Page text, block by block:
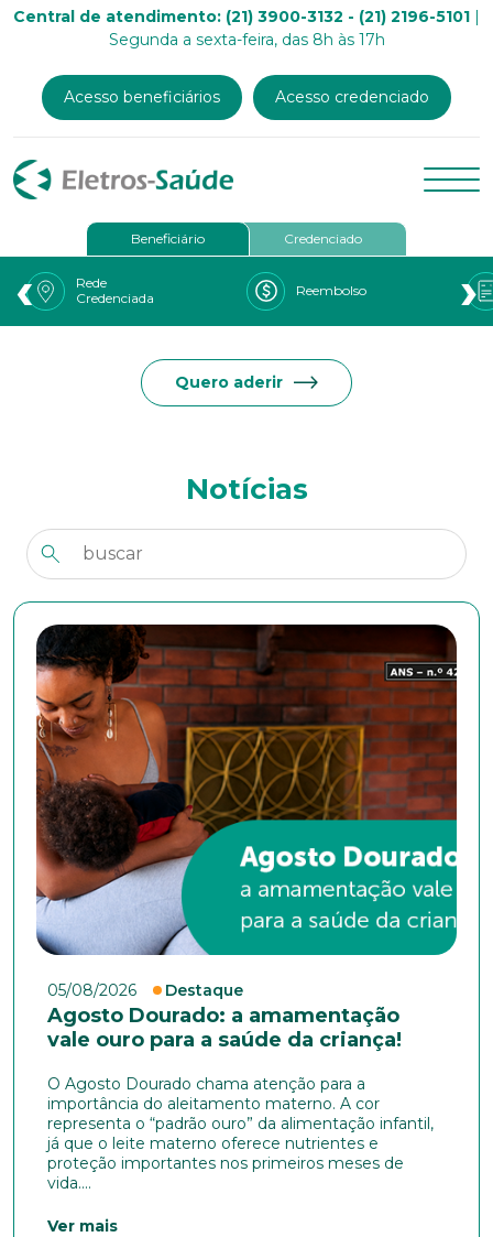
Central de atendimento: (21) 3900-3132 - (21) 2196-5101 |
Segunda a sexta-feira, das 8h às 17h
Acesso beneficiários Acesso credenciado
Beneficiário Credenciado
Rede
Credenciada
Reembolso
‹ ›
Quero aderir
Notícias
05/08/2026 Destaque
Agosto Dourado: a amamentação
vale ouro para a saúde da criança!
O Agosto Dourado chama atenção para a
importância do aleitamento materno. A cor
representa o “padrão ouro” da alimentação infantil,
já que o leite materno oferece nutrientes e
proteção importantes nos primeiros meses de
vida....
Ver mais